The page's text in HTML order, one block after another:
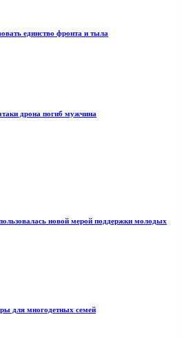
единство фронта и тыла
дрона погиб мужчина
новой мерой поддержки молодых
для многодетных семей